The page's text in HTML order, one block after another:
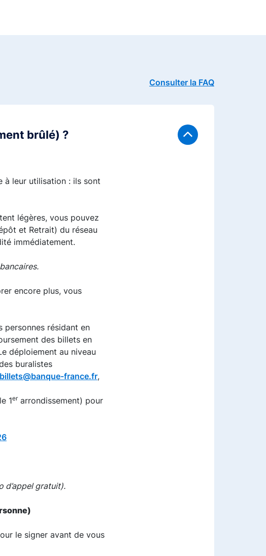
Consulter la FAQ
brûlé) ?
à leur utilisation : ils sont
légères, vous pouvez
et Retrait) du réseau
immédiatement.
encore plus, vous
résidant en
des billets en
déploiement au niveau
buralistes
billets@banque-france.fr,
1erarrondissement) pour
d’appel gratuit).
le signer avant de vous